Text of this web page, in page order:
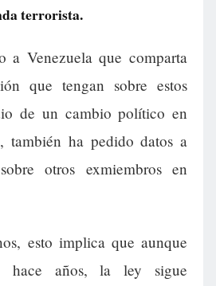
terrorista.
a Venezuela que comparta
que tengan sobre estos
de un cambio político en
también ha pedido datos a
otros exmiembros en
esto implica que aunque
hace años, la ley sigue